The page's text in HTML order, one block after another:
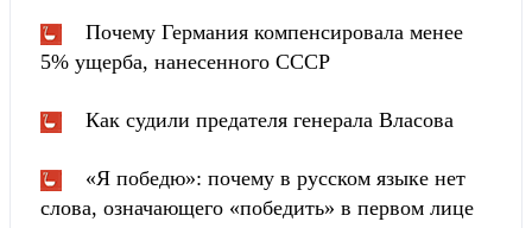
Почему Германия компенсировала менее
5% ущерба, нанесенного СССР
Как судили предателя генерала Власова
«Я победю»: почему в русском языке нет
слова, означающего «победить» в первом лице